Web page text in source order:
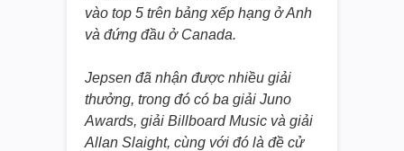
vào top 5 trên bảng xếp hạng ở Anh
và đứng đầu ở Canada.
Jepsen đã nhận được nhiều giải
thưởng, trong đó có ba giải Juno
Awards, giải Billboard Music và giải
Allan Slaight, cùng với đó là đề cử